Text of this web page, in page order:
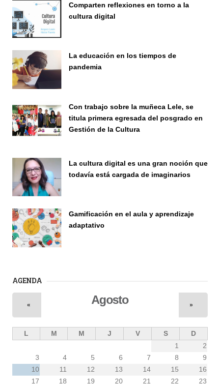
Comparten reflexiones en torno a la
cultura digital
La educación en los tiempos de
pandemia
Con trabajo sobre la muñeca Lele, se
titula primera egresada del posgrado en
Gestión de la Cultura
La cultura digital es una gran noción que
todavía está cargada de imaginarios
Gamificación en el aula y aprendizaje
adaptativo
AGENDA
Agosto
« »
L M M J V S
D
1
2
3
4 5 6 7 8
9
10
11 12 13 14 15
16
17
18 19 20 21 22
23